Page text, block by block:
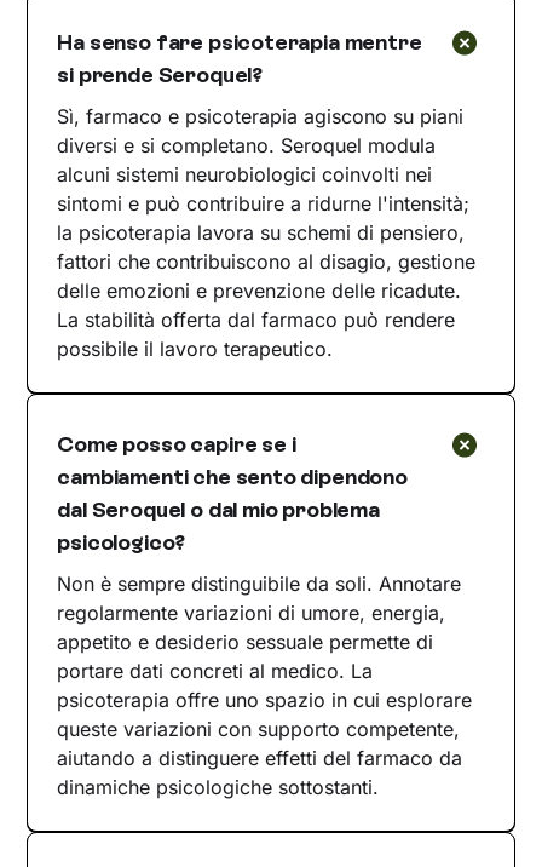
Ha senso fare psicoterapia mentre
si prende Seroquel?
Sì, farmaco e psicoterapia agiscono su piani
diversi e si completano. Seroquel modula
alcuni sistemi neurobiologici coinvolti nei
sintomi e può contribuire a ridurne l'intensità;
la psicoterapia lavora su schemi di pensiero,
fattori che contribuiscono al disagio, gestione
delle emozioni e prevenzione delle ricadute.
La stabilità offerta dal farmaco può rendere
possibile il lavoro terapeutico.
Come posso capire se i
cambiamenti che sento dipendono
dal Seroquel o dal mio problema
psicologico?
Non è sempre distinguibile da soli. Annotare
regolarmente variazioni di umore, energia,
appetito e desiderio sessuale permette di
portare dati concreti al medico. La
psicoterapia offre uno spazio in cui esplorare
queste variazioni con supporto competente,
aiutando a distinguere effetti del farmaco da
dinamiche psicologiche sottostanti.